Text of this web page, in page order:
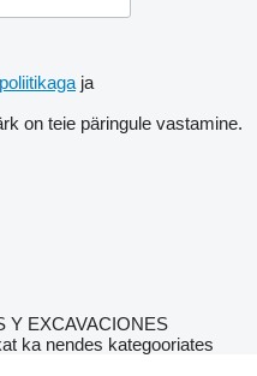
ja
on teie päringule vastamine.
Y EXCAVACIONES
ka nendes kategooriates